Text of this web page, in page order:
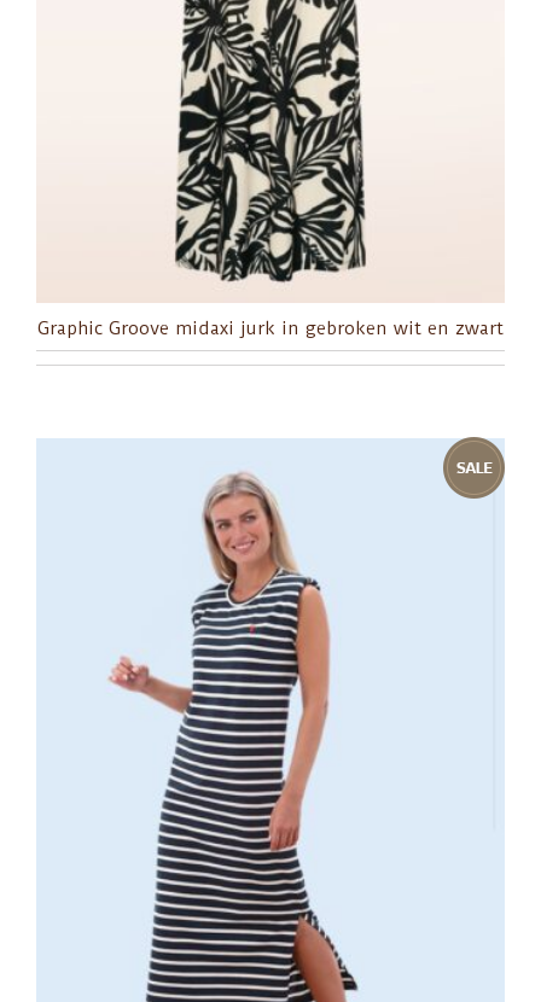
Graphic Groove midaxi jurk in gebroken wit en zwart